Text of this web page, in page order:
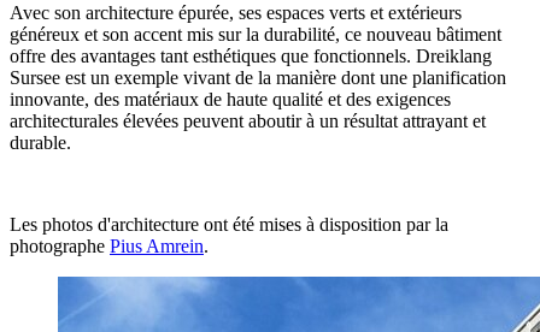
Avec son architecture épurée, ses espaces verts et extérieurs
généreux et son accent mis sur la durabilité, ce nouveau bâtiment
offre des avantages tant esthétiques que fonctionnels. Dreiklang
Sursee est un exemple vivant de la manière dont une planification
innovante, des matériaux de haute qualité et des exigences
architecturales élevées peuvent aboutir à un résultat attrayant et
durable.
Les photos d'architecture ont été mises à disposition par la
photographe Pius Amrein.